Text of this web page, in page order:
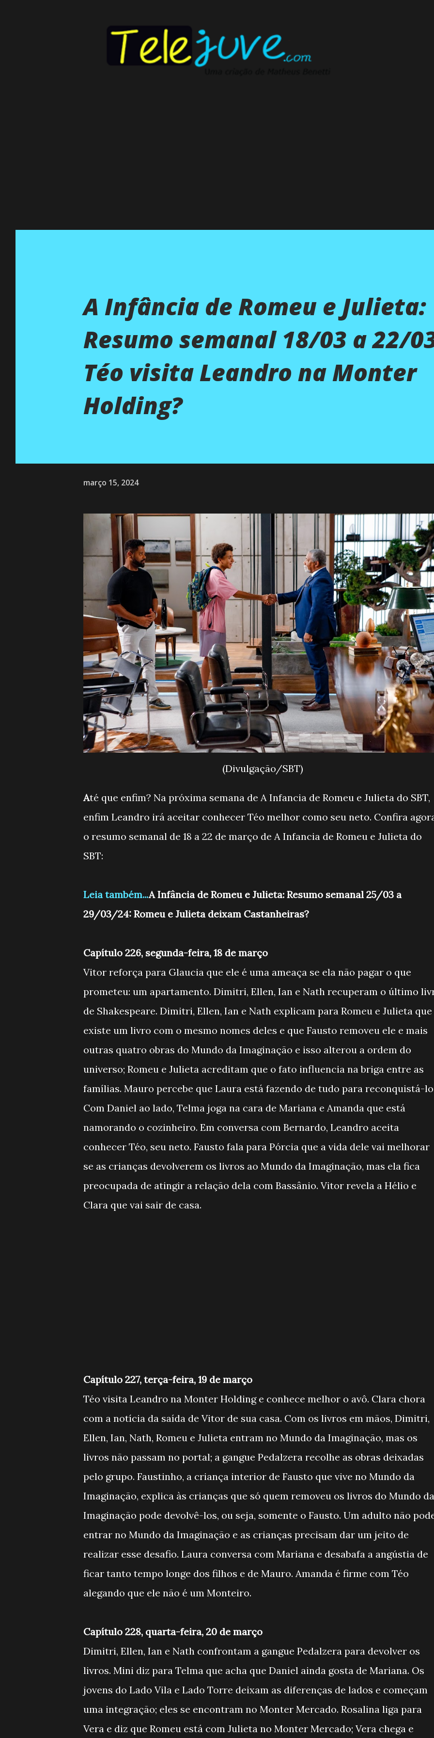
A Infância de Romeu e Julieta:
Resumo semanal 18/03 a 22/
Téo visita Leandro na Monter
Holding?
março 15, 2024
(Divulgação/SBT)
Até que enfim? Na próxima semana de A Infancia de Romeu e Julieta do SBT,
enfim Leandro irá aceitar conhecer Téo melhor como seu neto. Confira
o resumo semanal de 18 a 22 de março de A Infancia de Romeu e Julieta do
SBT:
Leia também...A Infância de Romeu e Julieta: Resumo semanal 25/03 a
29/03/24: Romeu e Julieta deixam Castanheiras?
Capítulo 226, segunda-feira, 18 de março
Vitor reforça para Glaucia que ele é uma ameaça se ela não pagar o que
prometeu: um apartamento. Dimitri, Ellen, Ian e Nath recuperam o último
de Shakespeare. Dimitri, Ellen, Ian e Nath explicam para Romeu e Julieta que
existe um livro com o mesmo nomes deles e que Fausto removeu ele e mais
outras quatro obras do Mundo da Imaginação e isso alterou a ordem do
universo; Romeu e Julieta acreditam que o fato influencia na briga entre as
famílias. Mauro percebe que Laura está fazendo de tudo para reconquistá-
Com Daniel ao lado, Telma joga na cara de Mariana e Amanda que está
namorando o cozinheiro. Em conversa com Bernardo, Leandro aceita
conhecer Téo, seu neto. Fausto fala para Pórcia que a vida dele vai melhorar
se as crianças devolverem os livros ao Mundo da Imaginação, mas ela fica
preocupada de atingir a relação dela com Bassânio. Vitor revela a Hélio e
Clara que vai sair de casa.
Capítulo 227, terça-feira, 19 de março
Téo visita Leandro na Monter Holding e conhece melhor o avô. Clara chora
com a notícia da saída de Vitor de sua casa. Com os livros em mãos, Dimitri,
Ellen, Ian, Nath, Romeu e Julieta entram no Mundo da Imaginação, mas os
livros não passam no portal; a gangue Pedalzera recolhe as obras deixadas
pelo grupo. Faustinho, a criança interior de Fausto que vive no Mundo da
Imaginação, explica às crianças que só quem removeu os livros do Mundo da
Imaginação pode devolvê-los, ou seja, somente o Fausto. Um adulto não
entrar no Mundo da Imaginação e as crianças precisam dar um jeito de
realizar esse desafio. Laura conversa com Mariana e desabafa a angústia de
ficar tanto tempo longe dos filhos e de Mauro. Amanda é firme com Téo
alegando que ele não é um Monteiro.
Capítulo 228, quarta-feira, 20 de março
Dimitri, Ellen, Ian e Nath confrontam a gangue Pedalzera para devolver os
livros. Mini diz para Telma que acha que Daniel ainda gosta de Mariana. Os
jovens do Lado Vila e Lado Torre deixam as diferenças de lados e começam
uma integração; eles se encontram no Monter Mercado. Rosalina liga para
Vera e diz que Romeu está com Julieta no Monter Mercado; Vera chega e